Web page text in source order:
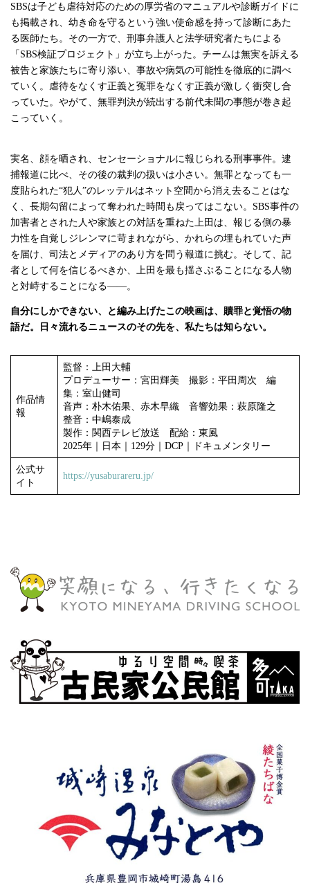
SBSは子ども虐待対応のための厚労省のマニュアルや診断ガイドに
も掲載され、幼き命を守るという強い使命感を持って診断にあた
る医師たち。その一方で、刑事弁護人と法学研究者たちによる
「SBS検証プロジェクト」が立ち上がった。チームは無実を訴える
被告と家族たちに寄り添い、事故や病気の可能性を徹底的に調べ
ていく。虐待をなくす正義と冤罪をなくす正義が激しく衝突し合
っていた。やがて、無罪判決が続出する前代未聞の事態が巻き起
こっていく。
実名、顔を晒され、センセーショナルに報じられる刑事事件。逮
捕報道に比べ、その後の裁判の扱いは小さい。無罪となっても一
度貼られた“犯人”のレッテルはネット空間から消え去ることはな
く、長期勾留によって奪われた時間も戻ってはこない。SBS事件の
加害者とされた人や家族との対話を重ねた上田は、報じる側の暴
力性を自覚しジレンマに苛まれながら、かれらの埋もれていた声
を届け、司法とメディアのあり方を問う報道に挑む。そして、記
者として何を信じるべきか、上田を最も揺さぶることになる人物
と対峙することになる――。
自分にしかできない、と編み上げたこの映画は、贖罪と覚悟の物
語だ。日々流れるニュースのその先を、私たちは知らない。
作品情
報
監督：上田大輔
プロデューサー：宮田輝美 撮影：平田周次 編
集：室山健司
音声：朴木佑果、赤木早織 音響効果：萩原隆之
整音：中嶋泰成
製作：関西テレビ放送 配給：東風
2025年｜日本｜129分｜DCP｜ドキュメンタリー
公式サ
イト
https://yusaburareru.jp/